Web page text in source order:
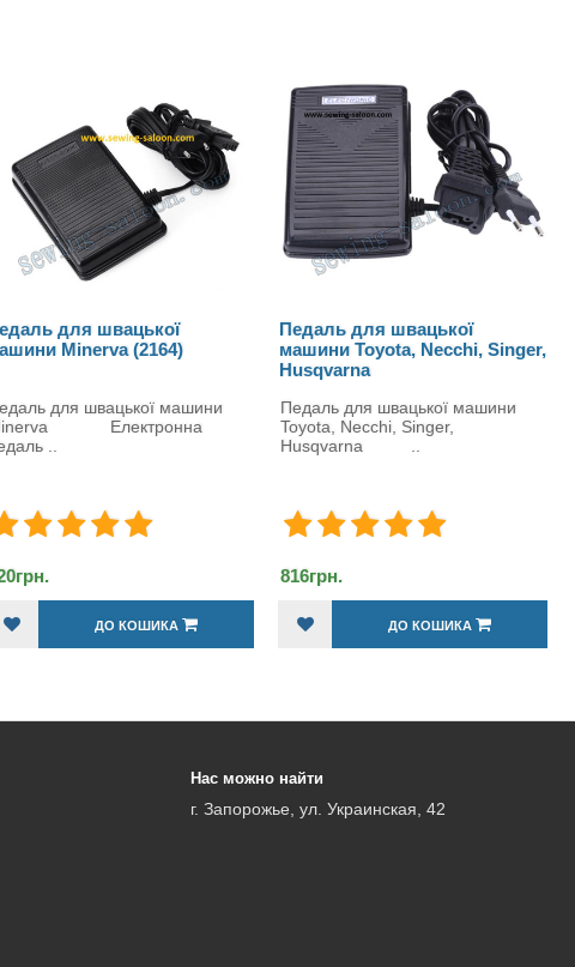
Педаль для швацької
машини Toyota, Necchi, Singer,
Педаль для швацької машини
Toyota, Necchi, Singer,
Husqvarna ..
816грн.
ДО КОШИКА
Педаль для швейних машин
та оверлоків Brother
Педаль до швейної
машини Brother
Електронна педа..
1 056грн.
ДО КОШИКА
Нас можно найти
г. Запорожье, ул. Украинская, 42